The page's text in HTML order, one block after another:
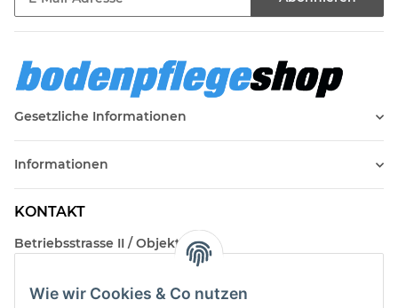
Wie wir Cookies & Co nutzen
Gesetzliche Informationen
Informationen
KONTAKT
Betriebsstrasse II / Objekt 17
Kontakt